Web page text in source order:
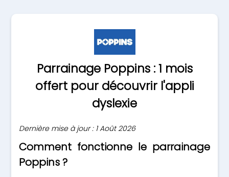
Parrainage Poppins : 1 mois
offert pour découvrir l'appli
dyslexie
Dernière mise à jour : 1 Août 2026
Comment fonctionne le parrainage
Poppins ?